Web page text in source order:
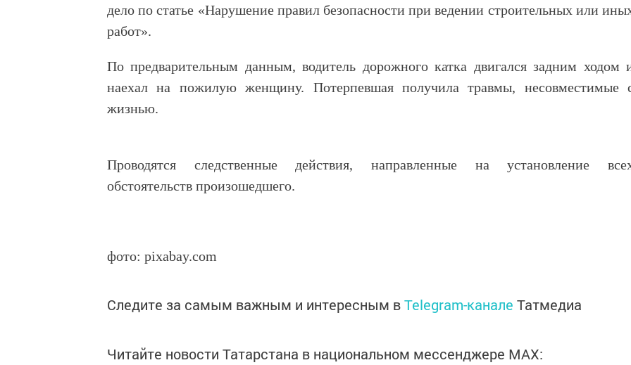
дело по статье «Нарушение правил безопасности при ведении строительных или
работ».
По предварительным данным, водитель дорожного катка двигался задним ходом
наехал на пожилую женщину. Потерпевшая получила травмы, несовместимые
жизнью.
Проводятся следственные действия, направленные на установление
обстоятельств произошедшего.
фото: pixabay.com
Следите за самым важным и интересным вTelegram-канале Татмедиа
Читайте новости Татарстана в национальном мессенджере MАХ: